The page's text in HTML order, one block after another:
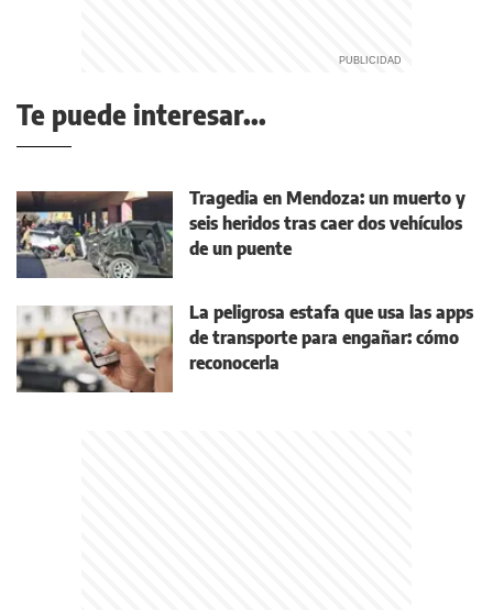
Te puede interesar...
Tragedia en Mendoza: un muerto y
seis heridos tras caer dos vehículos
de un puente
La peligrosa estafa que usa las apps
de transporte para engañar: cómo
reconocerla